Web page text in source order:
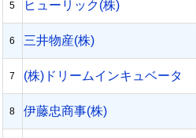
5 ヒューリック(株)
6 三井物産(株)
7 (株)ドリームインキュベータ
8 伊藤忠商事(株)